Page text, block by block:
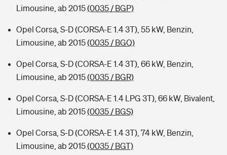
Limousine, ab 2015(0035 / BGP)
Opel Corsa, S-D (CORSA-E 1.4 3T), 55 kW, Benzin,
Limousine, ab 2015(0035 / BGQ)
Opel Corsa, S-D (CORSA-E 1.4 3T), 66 kW, Benzin,
Limousine, ab 2015(0035 / BGR)
Opel Corsa, S-D (CORSA-E 1.4 LPG 3T), 66 kW, Bivalent,
Limousine, ab 2015(0035 / BGS)
Opel Corsa, S-D (CORSA-E 1.4 3T), 74 kW, Benzin,
Limousine, ab 2015(0035 / BGT)